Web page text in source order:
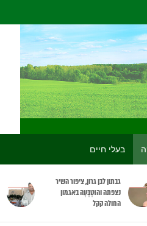
בעלי חיים
גבתון לבן גרון, ציפור השיר
נצפתה והוּטְבְּעָה באגמון
החולה קקל